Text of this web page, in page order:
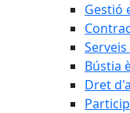
Gestió
Bústia
Dret